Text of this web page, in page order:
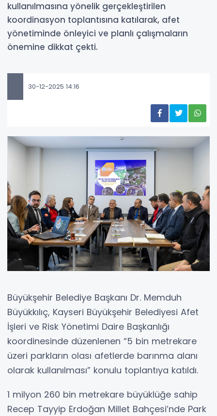
kullanılmasına yönelik gerçekleştirilen
koordinasyon toplantısına katılarak, afet
yönetiminde önleyici ve planlı çalışmaların
önemine dikkat çekti.
30-12-2025 14:16
Büyükşehir Belediye Başkanı Dr. Memduh
Büyükkılıç, Kayseri Büyükşehir Belediyesi Afet
İşleri ve Risk Yönetimi Daire Başkanlığı
koordinesinde düzenlenen “5 bin metrekare
üzeri parkların olası afetlerde barınma alanı
olarak kullanılması” konulu toplantıya katıldı.
1 milyon 260 bin metrekare büyüklüğe sahip
Recep Tayyip Erdoğan Millet Bahçesi’nde Park